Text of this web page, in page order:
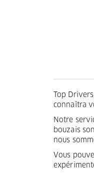
Top
connaîtra
Notre
bouzais
nous
Vous